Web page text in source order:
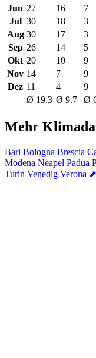
Jun 27 16 7
Jul 30 18 3
Aug 30 17 3
Sep 26 14 5
Okt 20 10 9
Nov 14 7 9
Dez 11 4 9
Ø 19.3 Ø 9.7 Ø
Mehr
Bari Bologna Brescia
Modena Neapel Padua
Turin Venedig Verona ⬈